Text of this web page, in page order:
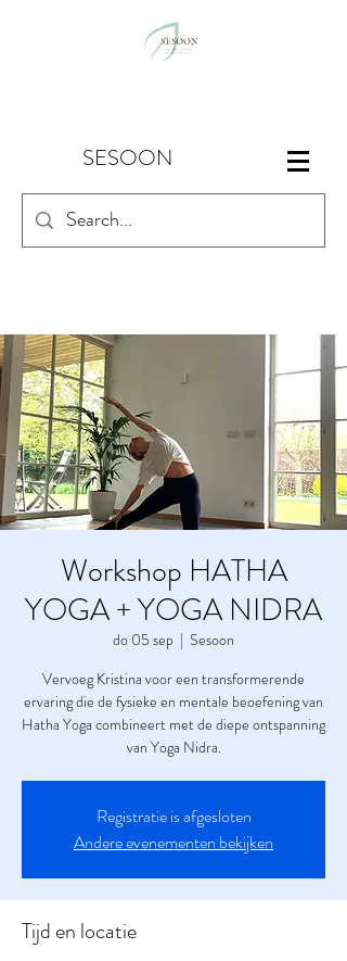
SESOON
Workshop HATHA
YOGA + YOGA NIDRA
do 05 sep
  |
Sesoon
Vervoeg Kristina voor een transformerende
ervaring die de fysieke en mentale beoefening van
Hatha Yoga combineert met de diepe ontspanning
van Yoga Nidra.
Registratie is afgesloten
Andere evenementen bekijken
Tijd en locatie